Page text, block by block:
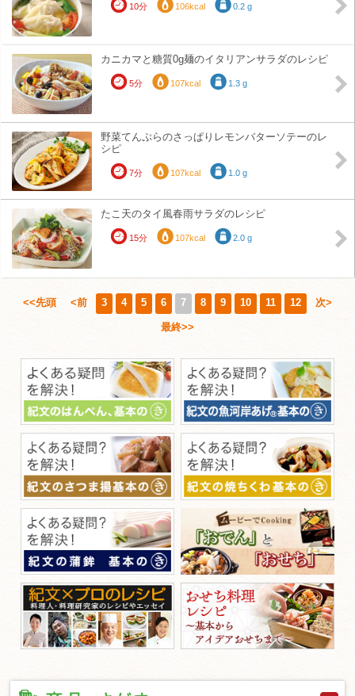
10分 106kcal 0.2 g
カニカマと糖質0g麺のイタリアンサラダのレシピ
5分 107kcal 1.3 g
野菜てんぷらのさっぱりレモンバターソテーのレ
シピ
7分 107kcal 1.0 g
たこ天のタイ風春雨サラダのレシピ
15分 107kcal 2.0 g
<<先頭 <前 3 4 5 6 7 8 9 10 11 12 次>
最終>>